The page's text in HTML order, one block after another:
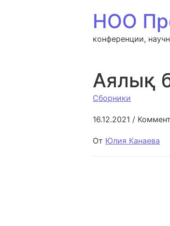
НОО
конференции,
Аялық
Сборники
16.12.2021 /
От Юлия Канаева